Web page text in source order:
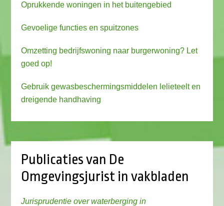
Oprukkende woningen in het buitengebied
Gevoelige functies en spuitzones
Omzetting bedrijfswoning naar burgerwoning? Let
goed op!
Gebruik gewasbeschermingsmiddelen lelieteelt en
dreigende handhaving
Publicaties van De
Omgevingsjurist in vakbladen
Jurisprudentie over waterberging in